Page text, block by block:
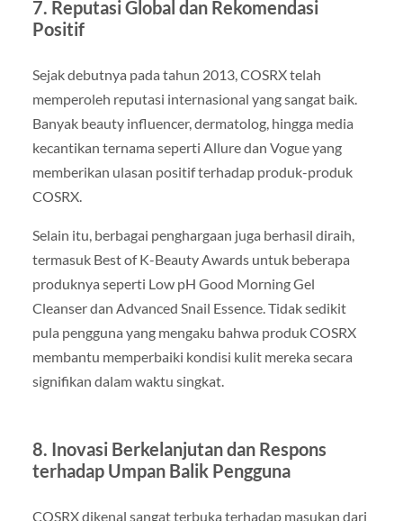
7. Reputasi Global dan Rekomendasi
Positif
Sejak debutnya pada tahun 2013, COSRX telah
memperoleh reputasi internasional yang sangat baik.
Banyak beauty influencer, dermatolog, hingga media
kecantikan ternama seperti Allure dan Vogue yang
memberikan ulasan positif terhadap produk-produk
COSRX.
Selain itu, berbagai penghargaan juga berhasil diraih,
termasuk Best of K-Beauty Awards untuk beberapa
produknya seperti Low pH Good Morning Gel
Cleanser dan Advanced Snail Essence. Tidak sedikit
pula pengguna yang mengaku bahwa produk COSRX
membantu memperbaiki kondisi kulit mereka secara
signifikan dalam waktu singkat.
8. Inovasi Berkelanjutan dan Respons
terhadap Umpan Balik Pengguna
COSRX dikenal sangat terbuka terhadap masukan dari